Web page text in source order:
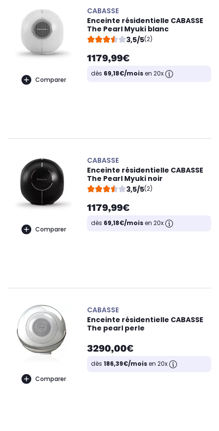
Comparer
CABASSE
Enceinte résidentielle CABASSE
The Pearl Myuki blanc
3,5/5(2)
1179,99€
dès 69,18€/moisen 20x
Comparer
CABASSE
Enceinte résidentielle CABASSE
The Pearl Myuki noir
3,5/5(2)
1179,99€
dès 69,18€/moisen 20x
Comparer
CABASSE
Enceinte résidentielle CABASSE
The pearl perle
3290,00€
dès 186,39€/moisen 20x